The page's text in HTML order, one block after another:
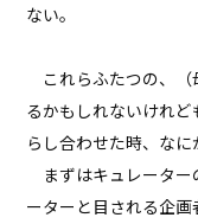
ない。
これらふたつの、（
るかもしれないけれ
らし合わせた時、なに
まずはキュレーター
ーターと目される企